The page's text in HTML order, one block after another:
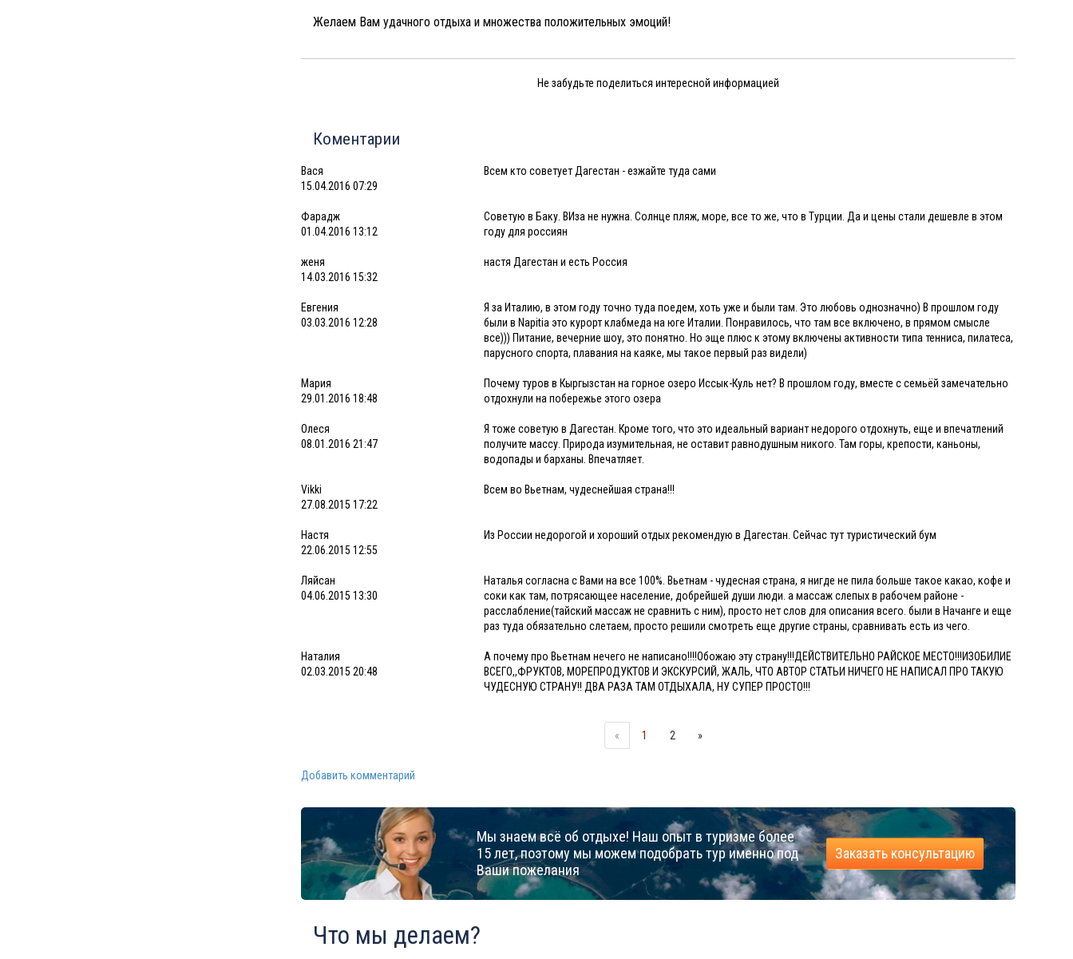
Желаем Вам удачного отдыха и множества положительных эмоций!
Не забудьте поделиться интересной информацией
Коментарии
Вася
15.04.2016 07:29
Всем кто советует Дагестан - езжайте туда сами
Фарадж
01.04.2016 13:12
Советую в Баку. ВИза не нужна. Солнце пляж, море, все то же, что в Турции. Да и цены стали дешевле в этом
году для россиян
женя
14.03.2016 15:32
настя Дагестан и есть Россия
Евгения
03.03.2016 12:28
Я за Италию, в этом году точно туда поедем, хоть уже и были там. Это любовь однозначно) В прошлом году
были в Napitia это курорт клабмеда на юге Италии. Понравилось, что там все включено, в прямом смысле
все))) Питание, вечерние шоу, это понятно. Но эще плюс к этому включены активности типа тенниса, пилатеса,
парусного спорта, плавания на каяке, мы такое первый раз видели)
Мария
29.01.2016 18:48
Почему туров в Кыргызстан на горное озеро Иссык-Куль нет? В прошлом году, вместе с семьёй замечательно
отдохнули на побережье этого озера
Олеся
08.01.2016 21:47
Я тоже советую в Дагестан. Кроме того, что это идеальный вариант недорого отдохнуть, еще и впечатлений
получите массу. Природа изумительная, не оставит равнодушным никого. Там горы, крепости, каньоны,
водопады и барханы. Впечатляет.
Vikki
27.08.2015 17:22
Всем во Вьетнам, чудеснейшая страна!!!
Настя
22.06.2015 12:55
Из России недорогой и хороший отдых рекомендую в Дагестан. Сейчас тут туристический бум
Ляйсан
04.06.2015 13:30
Наталья согласна с Вами на все 100%. Вьетнам - чудесная страна, я нигде не пила больше такое какао, кофе и
соки как там, потрясающее население, добрейшей души люди. а массаж слепых в рабочем районе -
расслабление(тайский массаж не сравнить с ним), просто нет слов для описания всего. были в Начанге и еще
раз туда обязательно слетаем, просто решили смотреть еще другие страны, сравнивать есть из чего.
Наталия
02.03.2015 20:48
А почему про Вьетнам нечего не написано!!!!Обожаю эту страну!!!ДЕЙСТВИТЕЛЬНО РАЙСКОЕ МЕСТО!!!ИЗОБИЛИЕ
ВСЕГО,,ФРУКТОВ, МОРЕПРОДУКТОВ И ЭКСКУРСИЙ, ЖАЛЬ, ЧТО АВТОР СТАТЬИ НИЧЕГО НЕ НАПИСАЛ ПРО ТАКУЮ
ЧУДЕСНУЮ СТРАНУ!! ДВА РАЗА ТАМ ОТДЫХАЛА, НУ СУПЕР ПРОСТО!!!
« 1 2 »
Добавить комментарий
Мы знаем всё об отдыхе! Наш опыт в туризме более
15 лет, поэтому мы можем подобрать тур именно под
Ваши пожелания
Заказать консультацию
Что мы делаем?